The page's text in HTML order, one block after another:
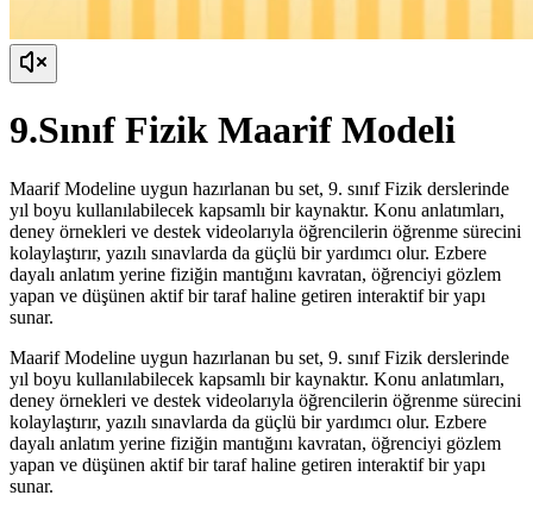
9.Sınıf Fizik Maarif Modeli
Maarif Modeline uygun hazırlanan bu set, 9. sınıf Fizik derslerinde
yıl boyu kullanılabilecek kapsamlı bir kaynaktır. Konu anlatımları,
deney örnekleri ve destek videolarıyla öğrencilerin öğrenme sürecini
kolaylaştırır, yazılı sınavlarda da güçlü bir yardımcı olur. Ezbere
dayalı anlatım yerine fiziğin mantığını kavratan, öğrenciyi gözlem
yapan ve düşünen aktif bir taraf haline getiren interaktif bir yapı
sunar.
Maarif Modeline uygun hazırlanan bu set, 9. sınıf Fizik derslerinde
yıl boyu kullanılabilecek kapsamlı bir kaynaktır. Konu anlatımları,
deney örnekleri ve destek videolarıyla öğrencilerin öğrenme sürecini
kolaylaştırır, yazılı sınavlarda da güçlü bir yardımcı olur. Ezbere
dayalı anlatım yerine fiziğin mantığını kavratan, öğrenciyi gözlem
yapan ve düşünen aktif bir taraf haline getiren interaktif bir yapı
sunar.